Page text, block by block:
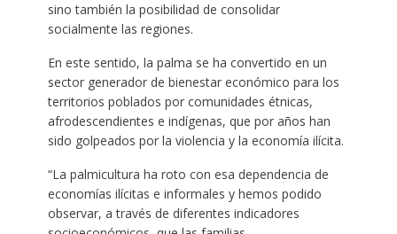
sino también la posibilidad de consolidar
socialmente las regiones.
En este sentido, la palma se ha convertido en un
sector generador de bienestar económico para los
territorios poblados por comunidades étnicas,
afrodescendientes e indígenas, que por años han
sido golpeados por la violencia y la economía ilícita.
“La palmicultura ha roto con esa dependencia de
economías ilícitas e informales y hemos podido
observar, a través de diferentes indicadores